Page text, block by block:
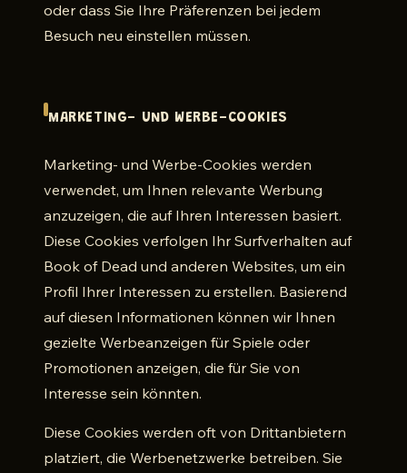
oder dass Sie Ihre Präferenzen bei jedem
Besuch neu einstellen müssen.
MARKETING- UND WERBE-COOKIES
Marketing- und Werbe-Cookies werden
verwendet, um Ihnen relevante Werbung
anzuzeigen, die auf Ihren Interessen basiert.
Diese Cookies verfolgen Ihr Surfverhalten auf
Book of Dead und anderen Websites, um ein
Profil Ihrer Interessen zu erstellen. Basierend
auf diesen Informationen können wir Ihnen
gezielte Werbeanzeigen für Spiele oder
Promotionen anzeigen, die für Sie von
Interesse sein könnten.
Diese Cookies werden oft von Drittanbietern
platziert, die Werbenetzwerke betreiben. Sie